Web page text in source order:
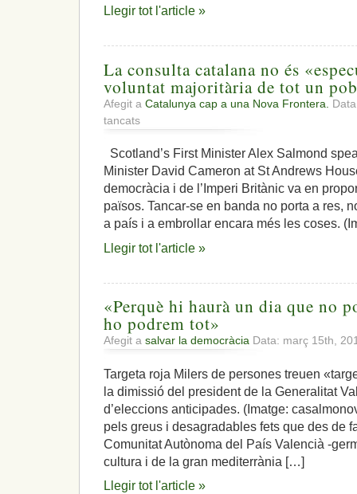
Catalunya
Llegir tot l'article »
La consulta catalana no és
voluntat majoritària de tot un
Afegit a Catalunya cap a una Nova Frontera.
tancats
La
catalana
no
és
«especulativa»,
és
la
majoritària
poble
Scotland’s First Minister Alex Salmond
Minister David Cameron at St Andrews
democràcia i de l’Imperi Britànic va en
països. Tancar-se en banda no porta a res,
a país i a embrollar encara més les coses.
Llegir tot l'article »
«Perquè hi haurà un dia que no
ho podrem tot»
Afegit a salvar la democràcia Data: març 15th,
Targeta roja Milers de persones treuen
la dimissió del president de la Generalitat
d’eleccions anticipades. (Imatge:
pels greus i desagradables fets que des de
Comunitat Autònoma del País Valencià -
cultura i de la gran mediterrània […]
Llegir tot l'article »